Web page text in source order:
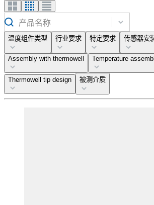
产品名称
温度组件类型 行业要求 特定要求 传感器安
Assembly with thermowell Temperature
Thermowell tip design 被测介质